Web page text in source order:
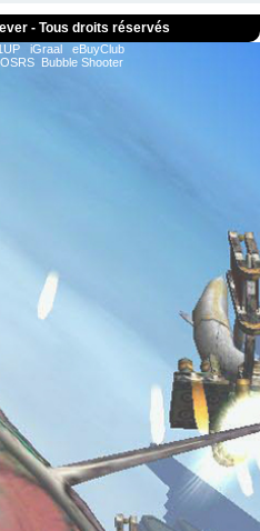
- Tous droits réservés
iGraal
eBuyClub
OSRS Bubble Shooter